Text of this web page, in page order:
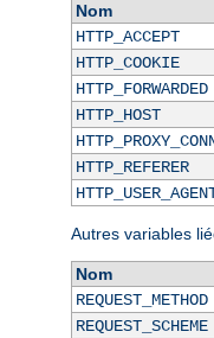
Nom
HTTP_ACCEPT
HTTP_COOKIE
HTTP_FORWARDED
HTTP_HOST
HTTP_REFERER
Autres variables
Nom
REQUEST_METHOD
REQUEST_SCHEME